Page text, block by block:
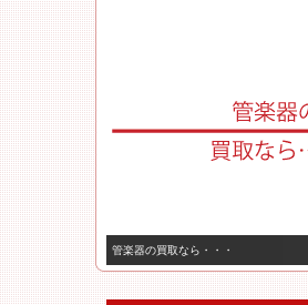
管楽器の買取なら・・・